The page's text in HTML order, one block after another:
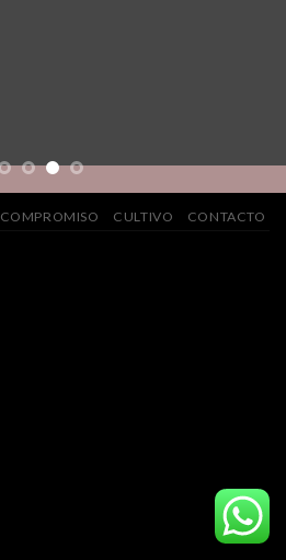
COMPROMISO CULTIVO CONTACTO